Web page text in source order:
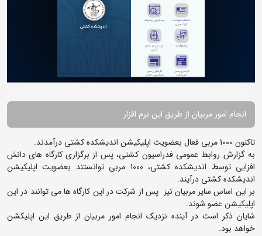
انجام امور مربیان از طریق این نرم افزار
تاکنون 1000 مربی فعال بعضویت اپلیکیشن اندیشکده کشتی درآمدند.
به گزارش روابط عمومی فدراسیون کشتی، پس از برگزاری کارگاه های دانش
افزایی توسط اندیشکده کشتی، 1000 مربی توانستند بعضویت اپلیکیشن
اندیشکده کشتی درآیند.
بر این اساس سایر مربیان نیز پس از شرکت در این کارگاه ها می توانند در این
اپلیکیشن عضو شوند.
شایان ذکر است در آینده نزدیک انجام امور مربیان از طریق این اپلیکشن
خواهد بود.